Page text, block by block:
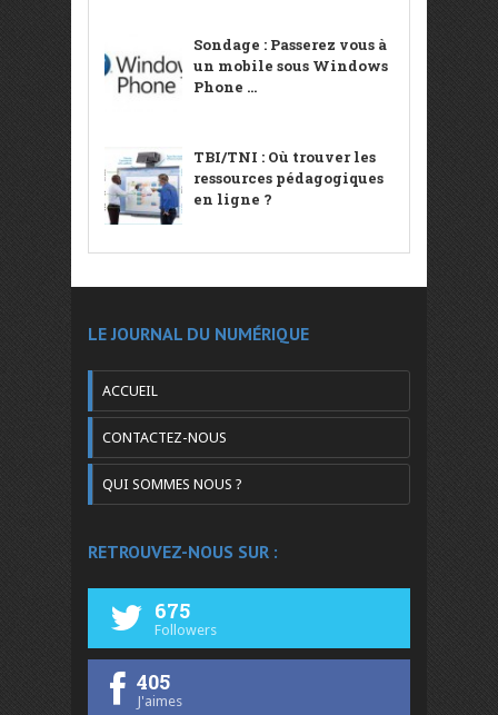
Sondage : Passerez vous à
un mobile sous Windows
Phone ...
TBI/TNI : Où trouver les
ressources pédagogiques
en ligne ?
LE JOURNAL DU NUMÉRIQUE
ACCUEIL
CONTACTEZ-NOUS
QUI SOMMES NOUS ?
RETROUVEZ-NOUS SUR :
675
Followers
405
J'aimes